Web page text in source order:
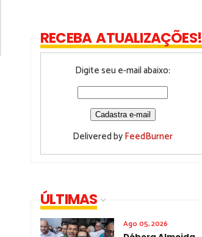
RECEBA ATUALIZAÇÕES!
Digite seu e-mail abaixo:
Delivered byFeedBurner
ÚLTIMAS
Ago 05, 2026